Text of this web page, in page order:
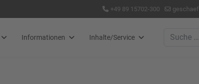
+49 89 15702-300
Informationen Inhalte/Service Suchen